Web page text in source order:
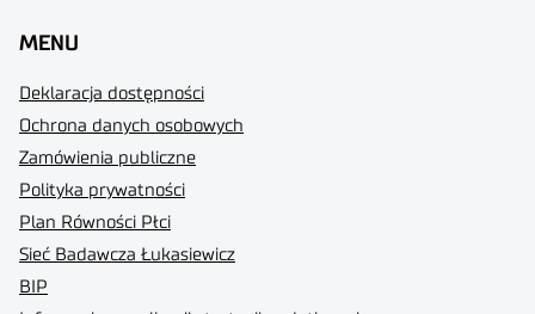
MENU
Deklaracja dostępności
Ochrona danych osobowych
Zamówienia publiczne
Polityka prywatności
Plan Równości Płci
Sieć Badawcza Łukasiewicz
BIP